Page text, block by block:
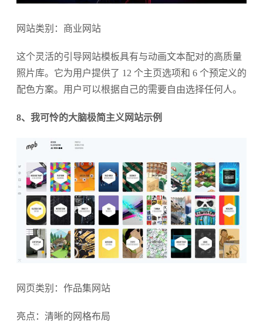
网站类别：商业网站
这个灵活的引导网站模板具有与动画文本配对的高质量
照片库。它为用户提供了 12 个主页选项和 6 个预定义的
配色方案。用户可以根据自己的需要自由选择任何人。
8、我可怜的大脑极简主义网站示例
网页类别：作品集网站
亮点：清晰的网格布局